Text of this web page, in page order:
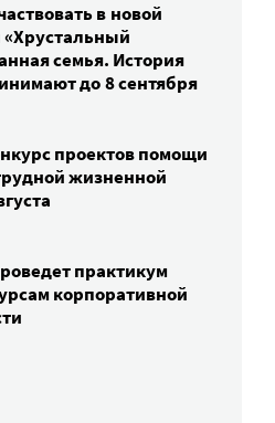
в новой
семья. История
до 8 сентября
проектов помощи
жизненной
практикум
корпоративной